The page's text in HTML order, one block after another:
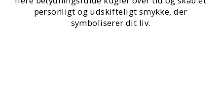
personligt og udskifteligt smykke, der
symboliserer dit liv.